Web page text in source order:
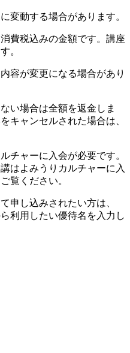
変動する場合があります。
費税込みの金額です。講座
。
容が変更になる場合があり
い場合は全額を返金しま
キャンセルされた場合は、
チャーに入会が必要です。
はよみうりカルチャーに入
覧ください。
申し込みされたい方は、
利用したい優待名を入力し